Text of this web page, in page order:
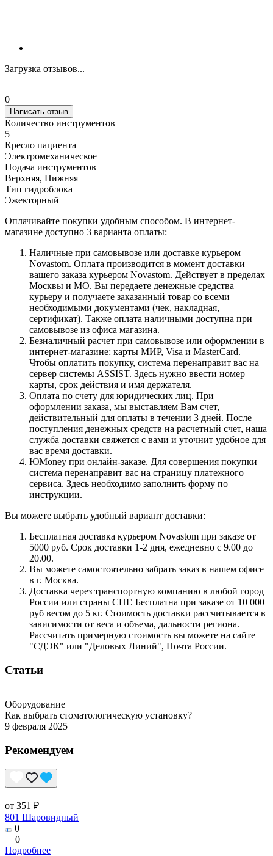
Загрузка отзывов...
0
Написать отзыв
Количество инструментов
5
Кресло пациента
Электромеханическое
Подача инструментов
Верхняя, Нижняя
Тип гидроблока
Эжекторный
Оплачивайте покупки удобным способом. В интернет-
магазине доступно 3 варианта оплаты:
Наличные при самовывозе или доставке курьером
Novastom. Оплата производится в момент доставки
вашего заказа курьером Novastom. Действует в пределах
Москвы и МО. Вы передаете денежные средства
курьеру и получаете заказанный товар со всеми
необходимыми документами (чек, накладная,
сертификат). Также оплата наличными доступна при
самовывозе из офиса магазина.
Безналичный расчет при самовывозе или оформлении в
интернет-магазине: карты МИР, Visa и MasterCard.
Чтобы оплатить покупку, система перенаправит вас на
сервер системы ASSIST. Здесь нужно ввести номер
карты, срок действия и имя держателя.
Оплата по счету для юридических лиц. При
оформлении заказа, мы выставляем Вам счет,
действительный для оплаты в течении 3 дней. После
поступления денежных средств на расчетный счет, наша
служба доставки свяжется с вами и уточнит удобное для
вас время доставки.
ЮMoney при онлайн-заказе. Для совершения покупки
система перенаправит вас на страницу платежного
сервиса. Здесь необходимо заполнить форму по
инструкции.
Вы можете выбрать удобный вариант доставки:
Бесплатная доставка курьером Novastom при заказе от
5000 руб. Срок доставки 1-2 дня, ежедневно с 9.00 до
20.00.
Вы можете самостоятельно забрать заказ в нашем офисе
в г. Москва.
Доставка через транспортную компанию в любой город
России или страны СНГ. Бесплатна при заказе от 10 000
руб весом до 5 кг. Стоимость доставки рассчитывается в
зависимости от веса и объема, дальности региона.
Рассчитать примерную стоимость вы можете на сайте
"СДЭК" или "Деловых Линий", Почта России.
Статьи
Оборудование
Как выбрать стоматологическую установку?
9 февраля 2025
Рекомендуем
от 351 ₽
801 Шаровидный
0
0
Подробнее